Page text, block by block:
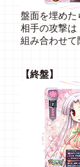
盤面を埋めた
相手の攻撃は
組み合わせて
【終盤】